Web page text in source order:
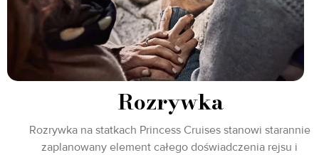
Rozrywka
Rozrywka na statkach Princess Cruises stanowi starannie
zaplanowany element całego doświadczenia rejsu i